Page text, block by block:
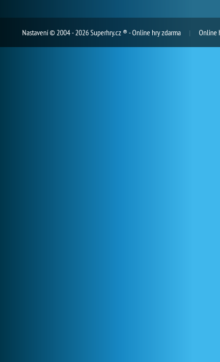
Nastavení© 2004 - 2026 Superhry.cz ® - Online hry zdarma Online